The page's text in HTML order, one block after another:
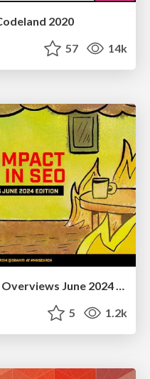
2020
57 14k
The Impact of AI in SEO - AI Overviews June 2024 Edition
5 1.2k